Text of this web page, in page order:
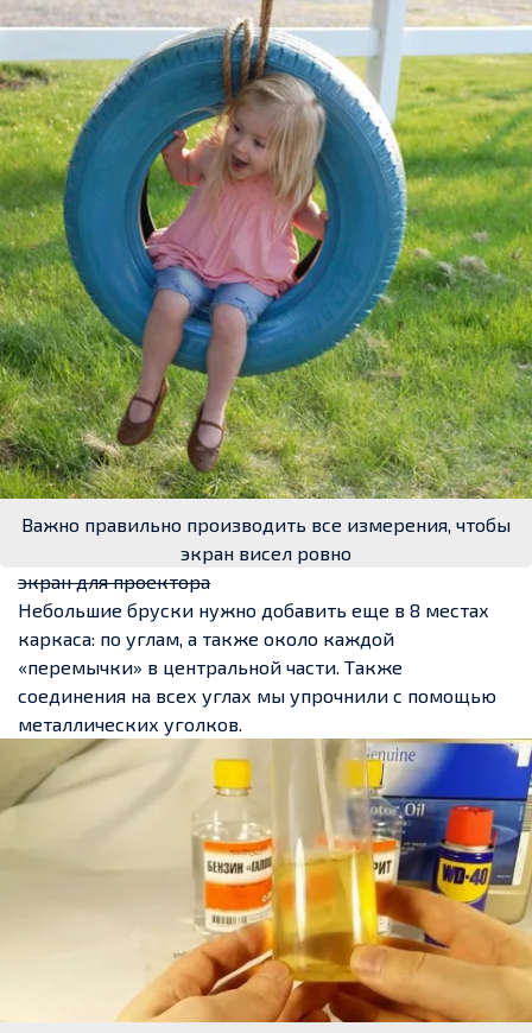
Важно правильно производить все измерения, чтобы
экран висел ровно
экран для проектора
Небольшие бруски нужно добавить еще в 8 местах
каркаса: по углам, а также около каждой
«перемычки» в центральной части. Также
соединения на всех углах мы упрочнили с помощью
металлических уголков.